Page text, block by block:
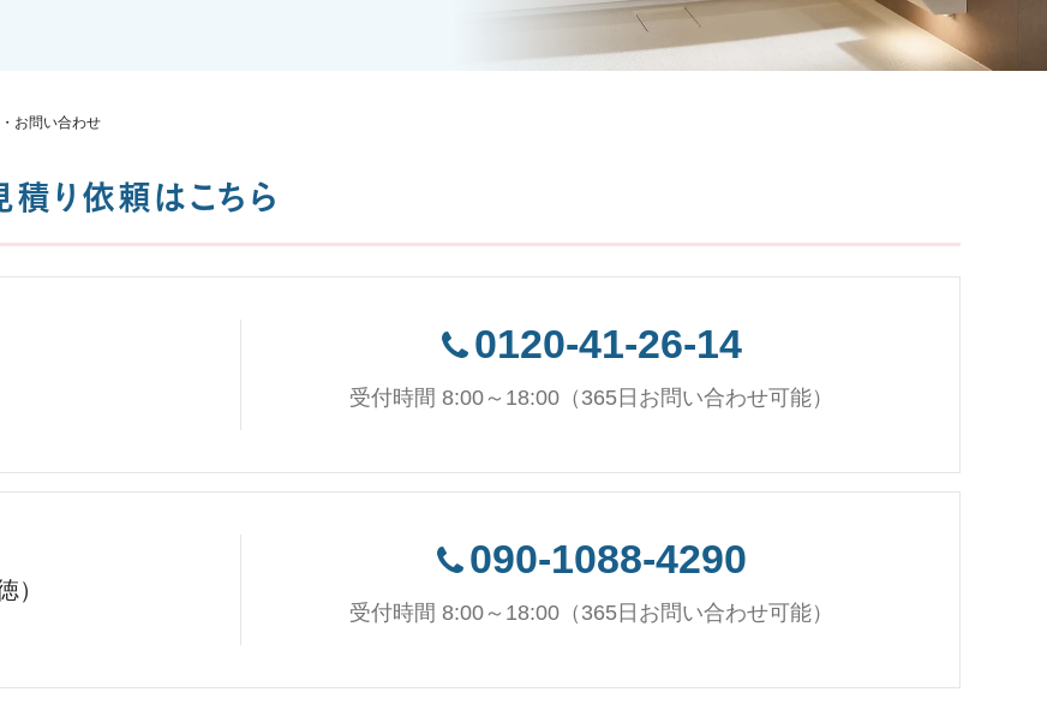
お問い合わせ
積り依頼はこちら
0120-41-26-14
受付時間 8:00～18:00（365日お問い合わせ可能）
）
090-1088-4290
受付時間 8:00～18:00（365日お問い合わせ可能）